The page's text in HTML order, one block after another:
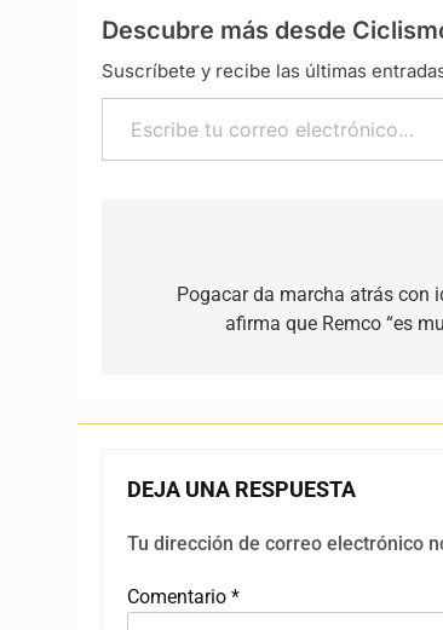
Descubre más desde
Suscríbete y recibe las últimas
Escribe tu correo electrónico…
Pogacar da marcha atrás con
afirma que Remco “es
DEJA UNA RESPUESTA
Tu dirección de correo electrónico
Comentario *